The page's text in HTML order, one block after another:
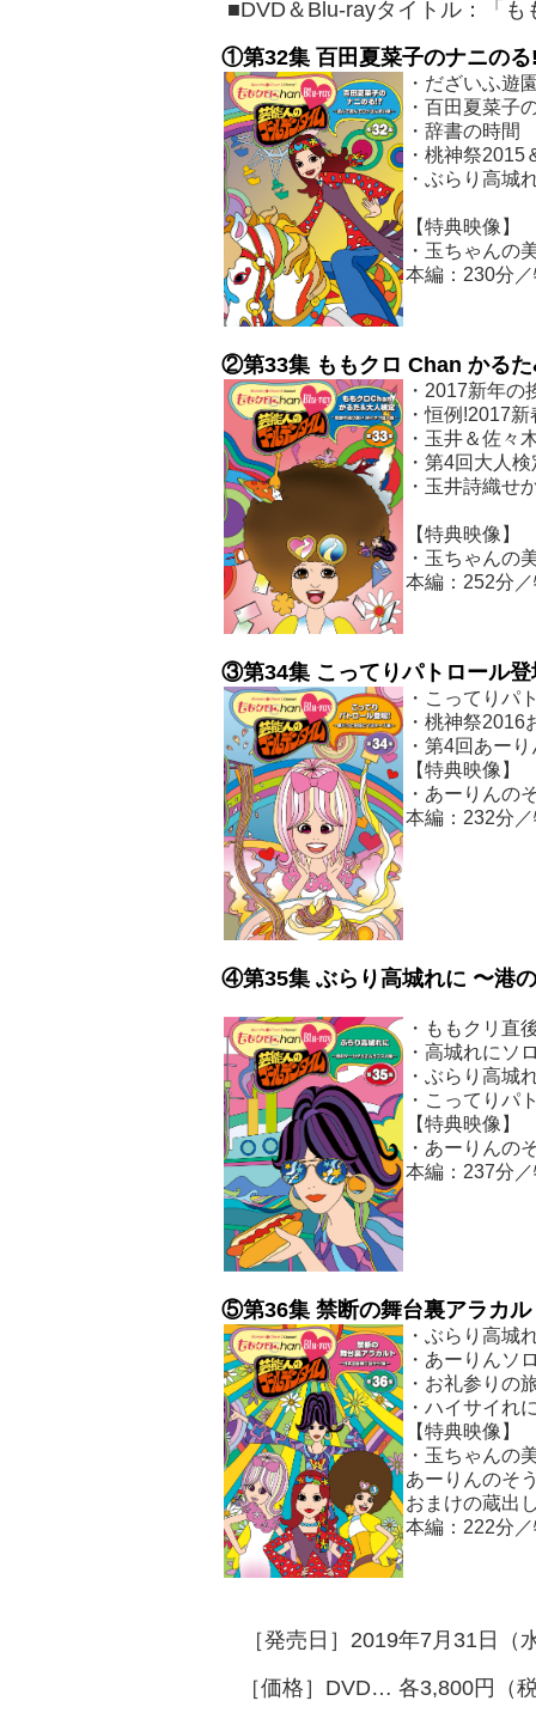
■DVD＆Blu-rayタイトル：「
①第32集 百田夏菜子のナニの
・だざいふ遊
・百田夏菜子
・辞書の時間
・桃神祭2015
・ぶらり高
【特典映像】
・玉ちゃんの
本編：230分
②第33集 ももクロ Chan かる
・2017新年の
・恒例!2017
・玉井＆佐々
・第4回大人検
・玉井詩織せ
【特典映像】
・玉ちゃんの
本編：252分
③第34集 こってりパトロール
・こってりパ
・桃神祭
・第4回あー
【特典映像】
・あーりんの
本編：232分
④第35集 ぶらり高城れに 〜港
・ももクリ直
・高城れにソ
・ぶらり高城
・こってり
【特典映像】
・あーりんの
本編：237分
⑤第36集 禁断の舞台裏アラカ
・ぶらり高
・あーりんソ
・お礼参りの
・ハイサイれ
【特典映像】
・玉ちゃんの
あーりんのそ
おまけの蔵出
本編：222分
［発売日］2019年7月31
［価格］DVD… 各3,800円